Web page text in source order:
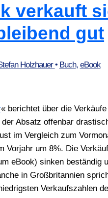
verkauft
gut
Holzhauer• Buch, eBook
« berich­tet über die
Absatz offen­bar
im Ver­gleich zum
Vor­jahr um 8%. Die
eBook) sin­ken bestän­dig
in Groß­bri­tan­ni­en
Ver­kaufs­zah­len